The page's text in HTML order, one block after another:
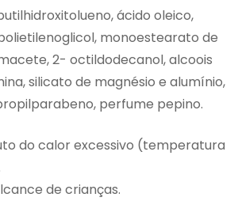
ácido oleico,
monoestearato de
2- octildodecanol, alcoois
silicato de magnésio e alumínio,
perfume pepino.
do calor excessivo (temperatura
de crianças.